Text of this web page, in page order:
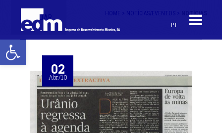
Open toolbar
PT
< VOLTAR HOME > NOTÍCIAS/EVENTOS > NOTÍCIAS
02
Abr/10